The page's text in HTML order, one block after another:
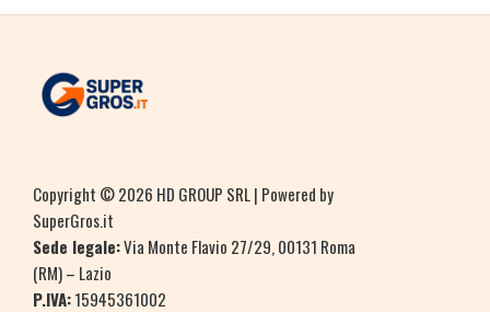
Copyright © 2026 HD GROUP SRL | Powered by
SuperGros.it
Sede legale:Via Monte Flavio 27/29, 00131 Roma
(RM) – Lazio
P.IVA:15945361002